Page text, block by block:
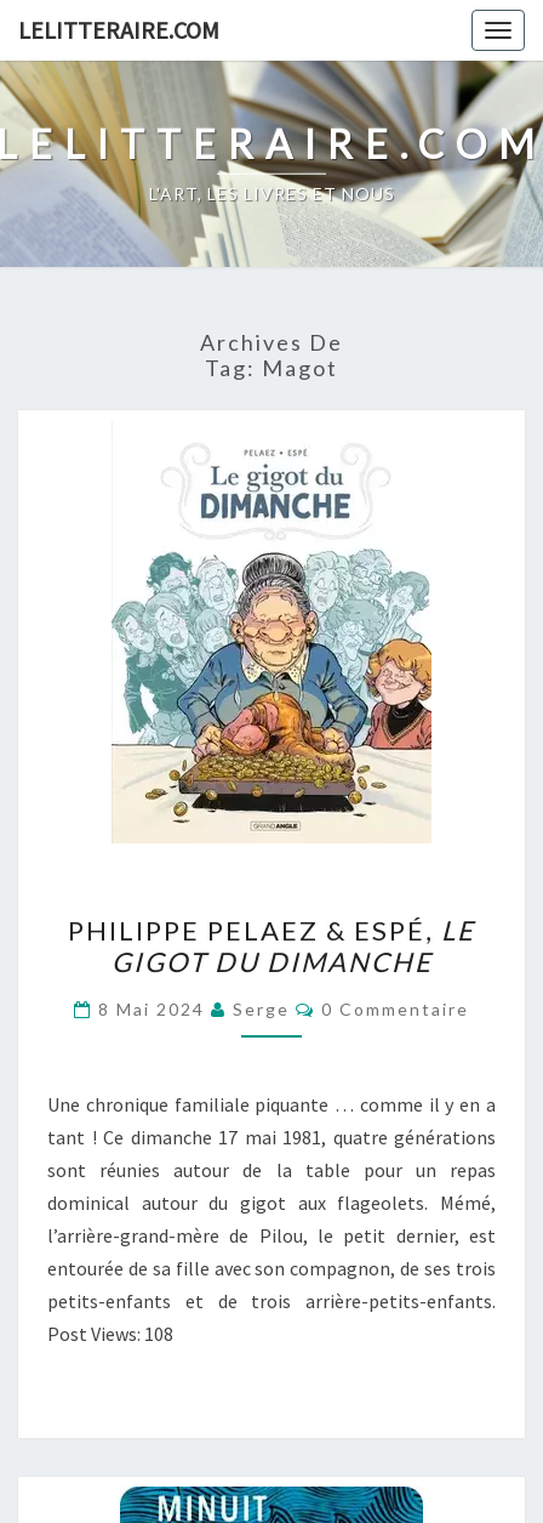
content
LELITTERAIRE.COM
L'ART, LES LIVRES ET NOUS
Archives De
Tag: Magot
PELAEZ
&
ESPÉ,
LE
DU
DIMANCHE
PHILIPPE PELAEZ & ESPÉ, LE
GIGOT DU DIMANCHE
8 Mai 2024 Serge Commentaires
0 Commentaire
Une chronique familiale piquante … comme il y en a
tant ! Ce dimanche 17 mai 1981, quatre générations
sont réunies autour de la table pour un repas
dominical autour du gigot aux flageolets. Mémé,
l’arrière-grand-mère de Pilou, le petit dernier, est
entourée de sa fille avec son compagnon, de ses trois
petits-enfants et de trois arrière-petits-enfants.
Post Views: 108